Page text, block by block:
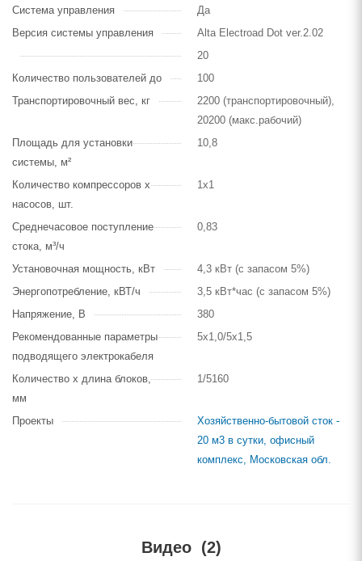
Система управления
Да
Версия системы управления
Alta Electroad Dot ver.2.02
20
Количество пользователей до
100
Транспортировочный вес, кг
2200 (транспортировочный),
20200 (макс.рабочий)
Площадь для установки
системы, м²
10,8
Количество компрессоров х
насосов, шт.
1х1
Среднечасовое поступление
стока, м³/ч
0,83
Установочная мощность, кВт
4,3 кВт (с запасом 5%)
Энергопотребление, кВТ/ч
3,5 кВт*час (с запасом 5%)
Напряжение, В
380
Рекомендованные параметры
подводящего электрокабеля
5х1,0/5х1,5
Количество х длина блоков,
мм
1/5160
Проекты
Хозяйственно-бытовой сток -
20 м3 в сутки, офисный
комплекс, Московская обл.
Видео (2)